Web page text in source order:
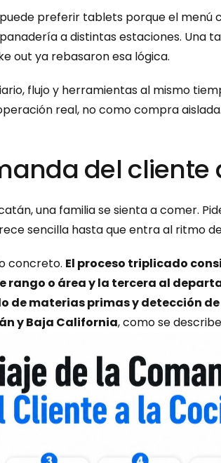
preferir tablets porque el
a distintas estaciones. Una
out ya rebasaron esa lógica.
flujo y herramientas al mismo
real, no como compra aislada.
del cliente
una familia se sienta a comer.
sencilla hasta que entra al ritmo
concreto. El proceso triplicado
o área y la tercera al
de materias primas y detección
y Baja California, como se